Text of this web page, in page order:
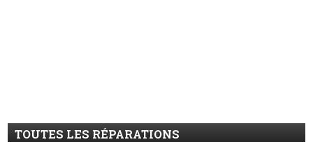
TOUTES LES RÉPARATIONS